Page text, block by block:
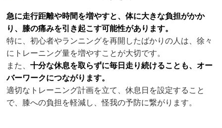
急に走行距離や時間を増やすと、体に大きな負担がかか
り、膝の痛みを引き起こす可能性があります。
特に、初心者やランニングを再開したばかりの人は、徐々
にトレーニング量を増やすことが大切です。
また、十分な休息を取らずに毎日走り続けることも、オー
バーワークにつながります。
適切なトレーニング計画を立て、休息日を設定すること
で、膝への負担を軽減し、怪我の予防に繋がります。